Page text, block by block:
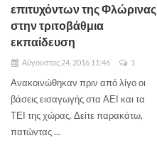
επιτυχόντων της Φλώρινας
στην τριτοβάθμια
εκπαίδευση
Αύγουστος 24, 2016 11:46 1
Ανακοινώθηκαν πριν από λίγο οι
βάσεις εισαγωγής στα ΑΕΙ και τα
ΤΕΙ της χώρας. Δείτε παρακάτω,
πατώντας ...